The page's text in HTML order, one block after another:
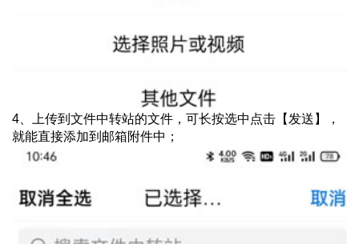
4、上传到文件中转站的文件，可长按选中点击【发送】，
就能直接添加到邮箱附件中；